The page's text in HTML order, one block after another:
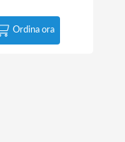
Ordina ora